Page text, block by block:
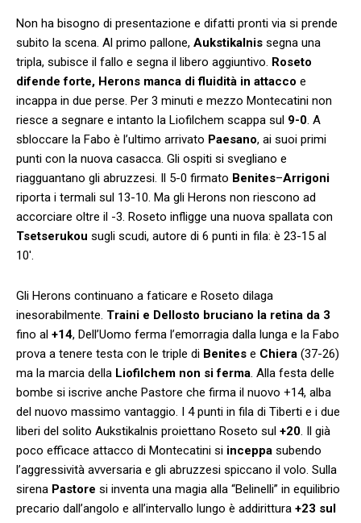
Non ha bisogno di presentazione e difatti pronti via si prende
subito la scena. Al primo pallone, Aukstikalnis segna una
tripla, subisce il fallo e segna il libero aggiuntivo. Roseto
difende forte, Herons manca di fluidità in attacco e
incappa in due perse. Per 3 minuti e mezzo Montecatini non
riesce a segnare e intanto la Liofilchem scappa sul 9-0. A
sbloccare la Fabo è l’ultimo arrivato Paesano, ai suoi primi
punti con la nuova casacca. Gli ospiti si svegliano e
riagguantano gli abruzzesi. Il 5-0 firmato Benites–Arrigoni
riporta i termali sul 13-10. Ma gli Herons non riescono ad
accorciare oltre il -3. Roseto infligge una nuova spallata con
Tsetserukou sugli scudi, autore di 6 punti in fila: è 23-15 al
10′.
Gli Herons continuano a faticare e Roseto dilaga
inesorabilmente. Traini e Dellosto bruciano la retina da 3
fino al +14, Dell’Uomo ferma l’emorragia dalla lunga e la Fabo
prova a tenere testa con le triple di Benites e Chiera (37-26)
ma la marcia della Liofilchem non si ferma. Alla festa delle
bombe si iscrive anche Pastore che firma il nuovo +14, alba
del nuovo massimo vantaggio. I 4 punti in fila di Tiberti e i due
liberi del solito Aukstikalnis proiettano Roseto sul +20. Il già
poco efficace attacco di Montecatini si inceppa subendo
l’aggressività avversaria e gli abruzzesi spiccano il volo. Sulla
sirena Pastore si inventa una magia alla “Belinelli” in equilibrio
precario dall’angolo e all’intervallo lungo è addirittura +23 sul